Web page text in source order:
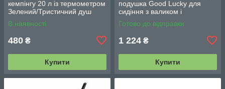
кемпінгу 20 л із термометром
Зелений/Тристичний душ
переносний з лійкою/
Польовий душ сумка
В наявності
480 ₴
Купити
подушка Good Lucky для
сидіння з валиком і
підлокітниками
Готово до відправки
1 224 ₴
Купити